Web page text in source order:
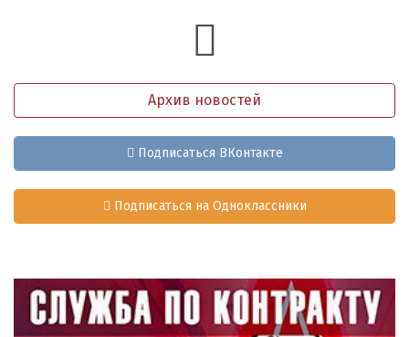
Архив новостей
Подписаться ВКонтакте
Подписаться на Одноклассники